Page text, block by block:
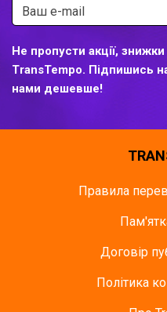
Не пропусти акції, знижки
TransTempo. Підпишись
нами дешевше!
Правила
Договір
Політика